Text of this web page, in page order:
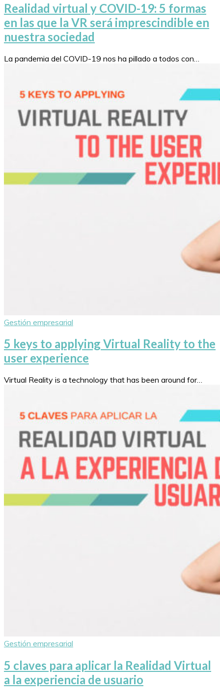
Realidad virtual y COVID-19: 5 formas
en las que la VR será imprescindible en
nuestra sociedad
La pandemia del COVID-19 nos ha pillado a todos con…
Gestión empresarial
5 keys to applying Virtual Reality to the
user experience
Virtual Reality is a technology that has been around for…
Gestión empresarial
5 claves para aplicar la Realidad Virtual
a la experiencia de usuario